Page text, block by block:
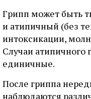
Грипп может быть
и атипичный (без
интоксикации,
Случаи атипичного
единичные.
После гриппа
наблюдаются